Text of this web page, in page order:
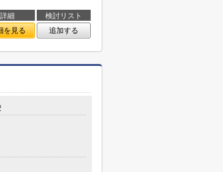
詳細
検討リスト
を見る 追加する